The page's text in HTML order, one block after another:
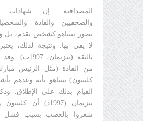
المصداقية: إن شهادات
والصحفيين والقادة
تصور نتنياهو كشخص يقدم، بل
لا يفي بها. ونتيجة لذلك،
بالثقة (بنزيمان،
من القادة (مثل الرئيس
كلينتون) نتنياهو بأنه وعدهم
القيام بذلك على الإطلاق.
بنزيمان (1997د) أن
شعروا بالغضب بسبب فشل